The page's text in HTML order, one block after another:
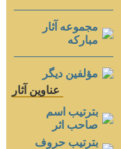
مجموعه آثار
مباركه
مؤلفين ديگر
عناوين آثار
بترتيب اسم
صاحب اثر
بترتيب حروف